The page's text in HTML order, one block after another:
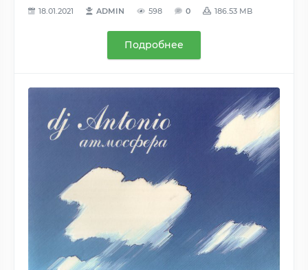
18.01.2021 ADMIN 598 0 186.53 MB
Подробнее